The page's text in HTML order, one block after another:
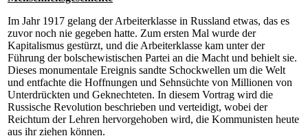
Im Jahr 1917 gelang der Arbeiterklasse in Russland etwas, das es
zuvor noch nie gegeben hatte. Zum ersten Mal wurde der
Kapitalismus gestürzt, und die Arbeiterklasse kam unter der
Führung der bolschewistischen Partei an die Macht und behielt sie.
Dieses monumentale Ereignis sandte Schockwellen um die Welt
und entfachte die Hoffnungen und Sehnsüchte von Millionen von
Unterdrückten und Geknechteten. In diesem Vortrag wird die
Russische Revolution beschrieben und verteidigt, wobei der
Reichtum der Lehren hervorgehoben wird, die Kommunisten heute
aus ihr ziehen können.